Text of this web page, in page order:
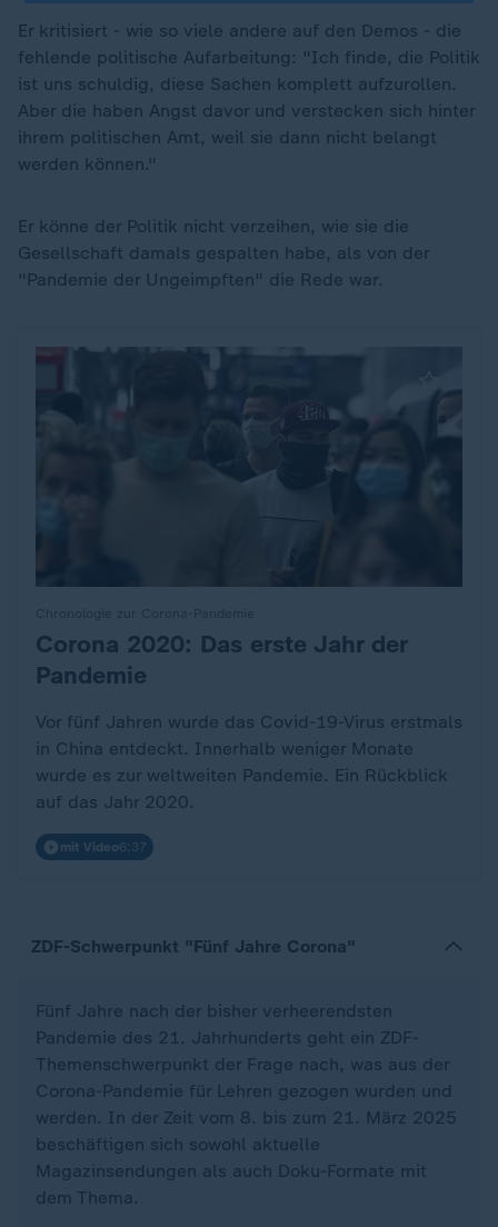
Er kritisiert - wie so viele andere auf den Demos - die
fehlende politische Aufarbeitung: "Ich finde, die Politik
ist uns schuldig, diese Sachen komplett aufzurollen.
Aber die haben Angst davor und verstecken sich hinter
ihrem politischen Amt, weil sie dann nicht belangt
werden können."
Er könne der Politik nicht verzeihen, wie sie die
Gesellschaft damals gespalten habe, als von der
"Pandemie der Ungeimpften" die Rede war.
:Corona 2020: Das erste Jahr der
Pandemie
Vor fünf Jahren wurde das Covid-19-Virus erstmals
in China entdeckt. Innerhalb weniger Monate
wurde es zur weltweiten Pandemie. Ein Rückblick
auf das Jahr 2020.
mit Video6:37
ZDF-Schwerpunkt "Fünf Jahre Corona"
Fünf Jahre nach der bisher verheerendsten
Pandemie des 21. Jahrhunderts geht ein ZDF-
Themenschwerpunkt der Frage nach, was aus der
Corona-Pandemie für Lehren gezogen wurden und
werden. In der Zeit vom 8. bis zum 21. März 2025
beschäftigen sich sowohl aktuelle
Magazinsendungen als auch Doku-Formate mit
dem Thema.